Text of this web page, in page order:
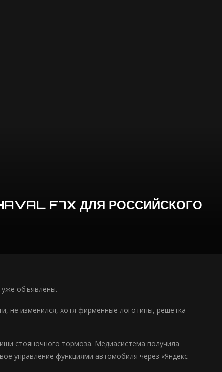
F7X ДЛЯ РОССИЙСКОГО
уже объявлены.
не изменился, хотя фирменные логотипы, решётка
стояночного тормоза. Медиасистема получила
управление функциями автомобиля через «Яндекс